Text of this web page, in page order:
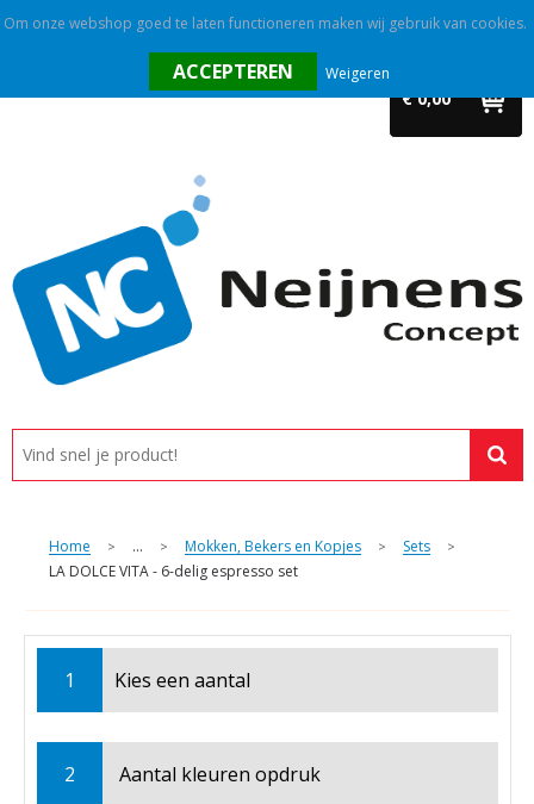
€ 0,00
Promotietextiel
Tassen
Alle categorieën
Custom made
Home > ... > Mokken, Bekers en Kopjes > Sets >
LA DOLCE VITA - 6-delig espresso set
1 Kies een aantal
2 Aantal kleuren opdruk
Om onze webshop goed te laten functioneren maken wij gebruik van cookies.
Weigeren